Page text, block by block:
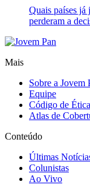
Quais países
perderam a
Mais
Sobre a Jovem
Equipe
Código de Ética
Atlas de
Conteúdo
Últimas
Colunistas
Ao Vivo